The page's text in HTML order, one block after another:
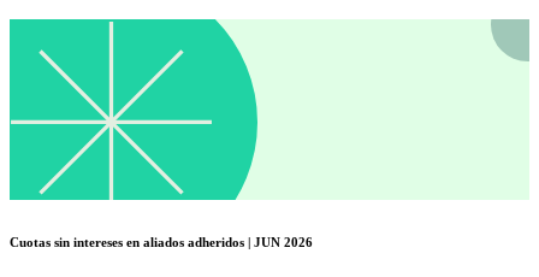
Cuotas sin intereses en aliados adheridos | JUN 2026